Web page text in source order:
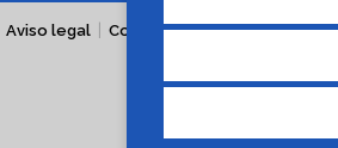
Aviso legal Cookies | C/ Maestro